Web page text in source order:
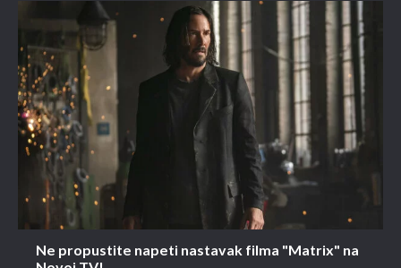
Ne propustite napeti nastavak filma "Matrix" na